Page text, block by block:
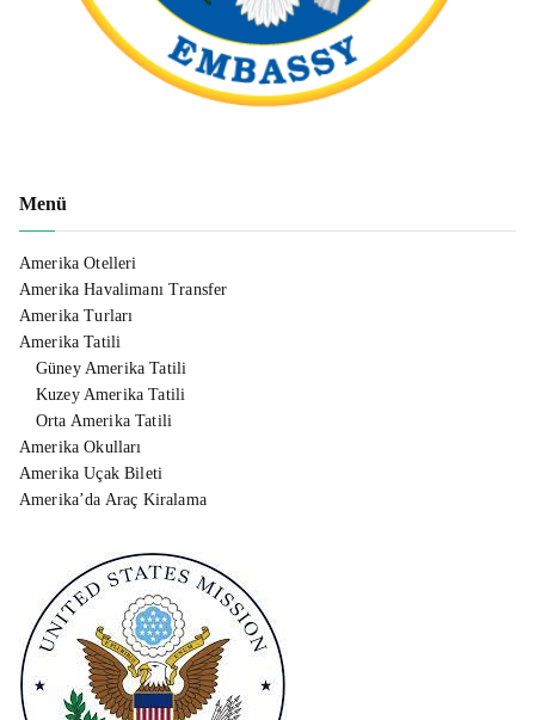
Menü
Amerika Otelleri
Amerika Havalimanı Transfer
Amerika Turları
Amerika Tatili
Güney Amerika Tatili
Kuzey Amerika Tatili
Orta Amerika Tatili
Amerika Okulları
Amerika Uçak Bileti
Amerika’da Araç Kiralama